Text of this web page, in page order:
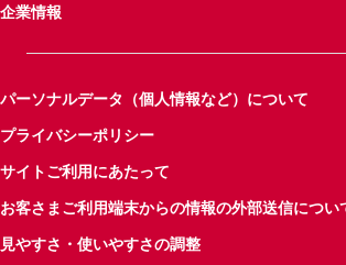
企業情報
パーソナルデータ（個人情報など）について
プライバシーポリシー
サイトご利用にあたって
お客さまご利用端末からの情報の外部送信につい
見やすさ・使いやすさの調整